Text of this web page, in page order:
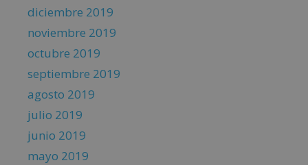
diciembre 2019
noviembre 2019
octubre 2019
septiembre 2019
agosto 2019
julio 2019
junio 2019
mayo 2019